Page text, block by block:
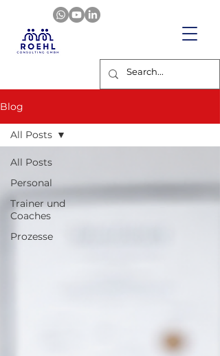
Blog
All Posts
Personal
Trainer und
Coaches
Prozesse
All Posts